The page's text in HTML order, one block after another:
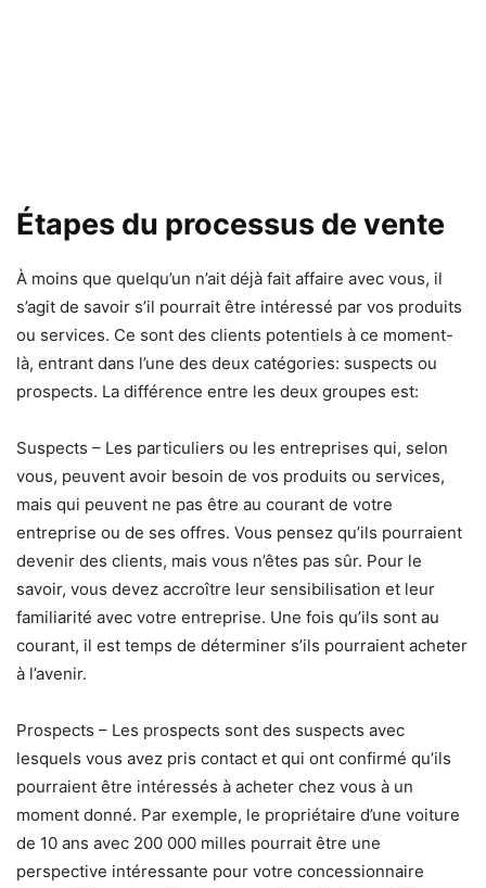
Étapes du processus de vente
À moins que quelqu’un n’ait déjà fait affaire avec vous, il
s’agit de savoir s’il pourrait être intéressé par vos produits
ou services. Ce sont des clients potentiels à ce moment-
là, entrant dans l’une des deux catégories: suspects ou
prospects. La différence entre les deux groupes est:
Suspects – Les particuliers ou les entreprises qui, selon
vous, peuvent avoir besoin de vos produits ou services,
mais qui peuvent ne pas être au courant de votre
entreprise ou de ses offres. Vous pensez qu’ils pourraient
devenir des clients, mais vous n’êtes pas sûr. Pour le
savoir, vous devez accroître leur sensibilisation et leur
familiarité avec votre entreprise. Une fois qu’ils sont au
courant, il est temps de déterminer s’ils pourraient acheter
à l’avenir.
Prospects – Les prospects sont des suspects avec
lesquels vous avez pris contact et qui ont confirmé qu’ils
pourraient être intéressés à acheter chez vous à un
moment donné. Par exemple, le propriétaire d’une voiture
de 10 ans avec 200 000 milles pourrait être une
perspective intéressante pour votre concessionnaire